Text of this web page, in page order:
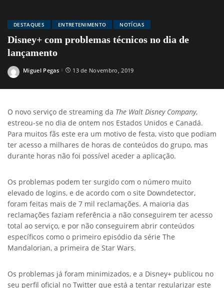
DESTAQUES ENTRETENIMENTO NOTÍCIAS
Disney+ com problemas técnicos no dia de
lançamento
Posted
Miguel Pegas 13 de Novembro, 2019
O novo serviço de streaming da The Walt Disney Company,
estreou-se no dia de ontem nos Estados Unidos e Canadá.
Para muitos fãs este era um motivo de festa, visto que podiam
ter acesso a milhares de horas de conteúdos do grupo, mas
durante horas não foi possível aceder a aplicação.
Os problemas podem ter surgido com o número muito
elevado de logins, e de acordo com o site Downdetector,
foram feitas mais de 7 mil reclamações. A maioria das
reclamações faziam referência a não conseguirem ter acesso
total ao serviço, e por não conseguirem abrir conteúdos
específicos como o primeiro episódio da série The
Mandalorian, a primeira de Star Wars.
Os problemas já foram minimizados, e a Disney+ publicou no
seu perfil oficial no Twitter que está a tentar regularizar este